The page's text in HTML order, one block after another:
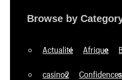
Browse by
Actualité Afrique
casino2 Confidences